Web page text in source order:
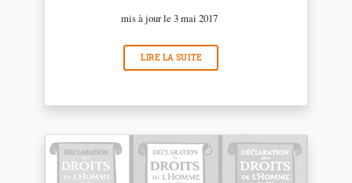
mis à jour le 3 mai 2017
LIRE LA SUITE